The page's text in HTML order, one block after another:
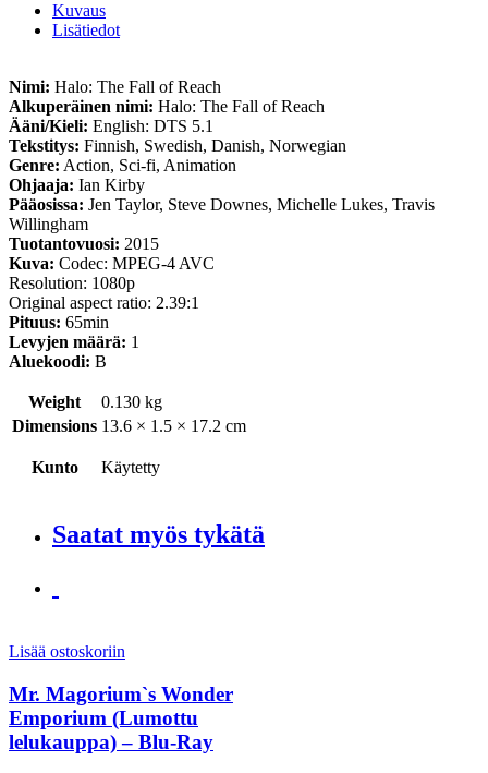
Kuvaus
Lisätiedot
Nimi: Halo: The Fall of Reach
Alkuperäinen nimi: Halo: The Fall of Reach
Ääni/Kieli: English: DTS 5.1
Tekstitys: Finnish, Swedish, Danish, Norwegian
Genre: Action, Sci-fi, Animation
Ohjaaja: Ian Kirby
Pääosissa: Jen Taylor, Steve Downes, Michelle Lukes, Travis
Willingham
Tuotantovuosi: 2015
Kuva: Codec: MPEG-4 AVC
Resolution: 1080p
Original aspect ratio: 2.39:1
Pituus: 65min
Levyjen määrä: 1
Aluekoodi: B
Weight
0.130 kg
Dimensions 13.6 × 1.5 × 17.2 cm
Kunto Käytetty
Saatat myös tykätä
Lisää ostoskoriin
Mr. Magorium`s Wonder
Emporium (Lumottu
lelukauppa) – Blu-Ray